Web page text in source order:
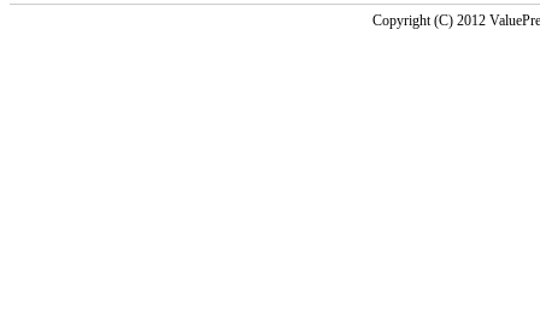
Copyright (C) 2012